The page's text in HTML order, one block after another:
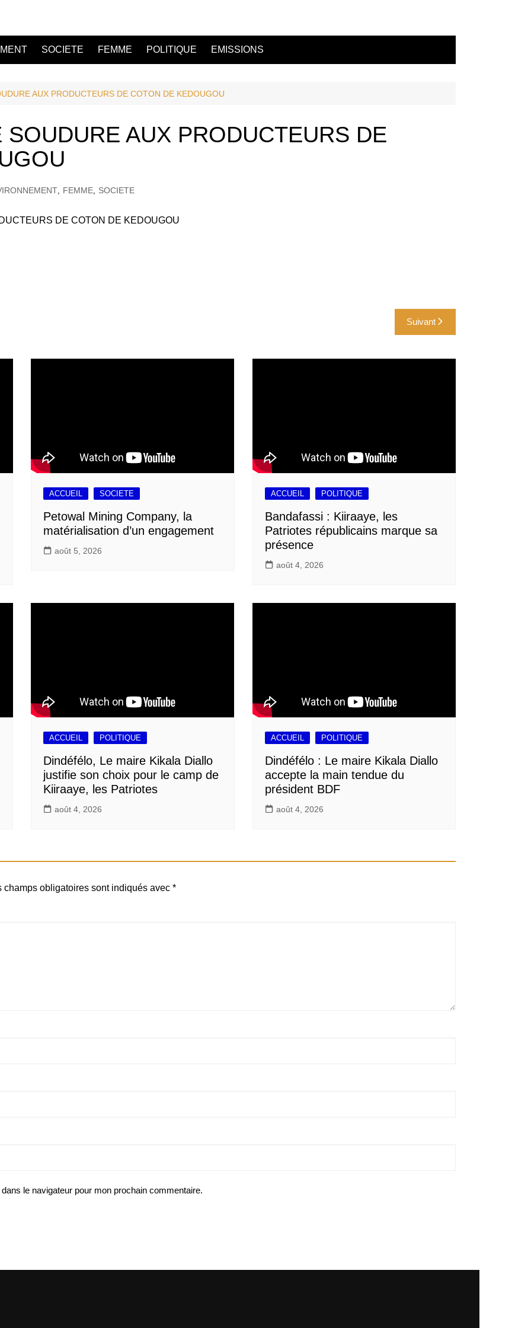
SOCIETE FEMME POLITIQUE EMISSIONS
AUX PRODUCTEURS DE COTON DE KEDOUGOU
AUX PRODUCTEURS DE
FEMME SOCIETE
Suivant
ACCUEIL SOCIETE
Petowal Mining Company, la
matérialisation d’un engagement
août 5, 2026
ACCUEIL POLITIQUE
Bandafassi : Kiiraaye, les
Patriotes républicains marque sa
présence
août 4, 2026
ACCUEIL POLITIQUE
Dindéfélo, Le maire Kikala Diallo
justifie son choix pour le camp de
Kiiraaye, les Patriotes
août 4, 2026
ACCUEIL POLITIQUE
Dindéfélo : Le maire Kikala Diallo
accepte la main tendue du
président BDF
août 4, 2026
champs obligatoires sont indiqués avec *
le navigateur pour mon prochain commentaire.